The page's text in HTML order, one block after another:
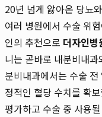
20년 넘게 앓아온 당뇨
여러 병원에서 수술 위
인의 추천으로 더자인병
니는 곧바로 내분비내
분비내과에서는 수술
정적인 혈당 수치를 확
평가하고 수술 중 사용